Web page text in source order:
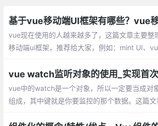
vue现在使用的人越来越多了，这篇文章主要整
移动端ui框架，推荐给大家，例如：mint UI、
vue中的watch是一个对象，所以一定要当成对
组成，其中键就是你要监控的那个数据。这篇